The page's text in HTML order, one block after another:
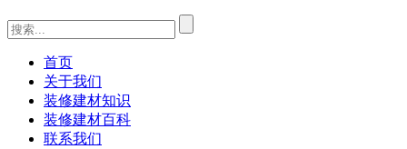
首页
关于我们
装修建材知识
装修建材百科
联系我们